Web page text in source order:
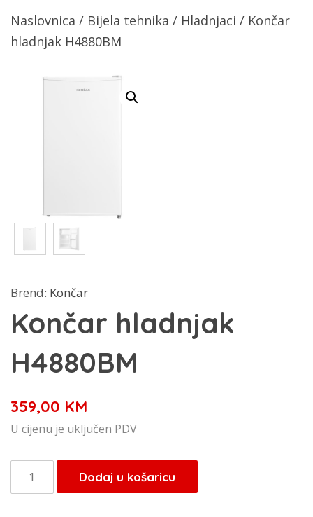
Naslovnica / Bijela tehnika / Hladnjaci / Končar
hladnjak H4880BM
Brend: Končar
Končar hladnjak
H4880BM
359,00 KM
U cijenu je uključen PDV
Končar
hladnjak
Dodaj u košaricu